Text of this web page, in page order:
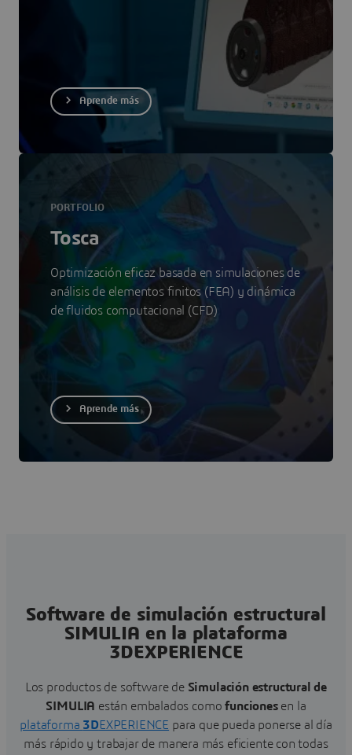
Aprende más
PORTFOLIO
Tosca
Optimización eficaz basada en simulaciones de
análisis de elementos finitos (FEA) y dinámica
de fluidos computacional (CFD)
Aprende más
Software de simulación estructural
SIMULIA en la plataforma
3DEXPERIENCE
Los productos de software de Simulación estructural de
SIMULIA están embalados comofuncionesen la
plataforma 3DEXPERIENCE para que pueda ponerse al día
más rápido y trabajar de manera más eficiente con todas